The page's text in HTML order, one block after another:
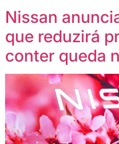
Nissan
que reduzirá
conter queda